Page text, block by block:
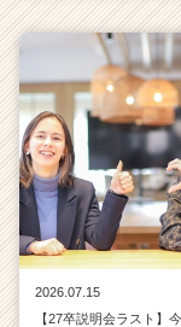
2026.07.15
【27卒説明会ラスト】